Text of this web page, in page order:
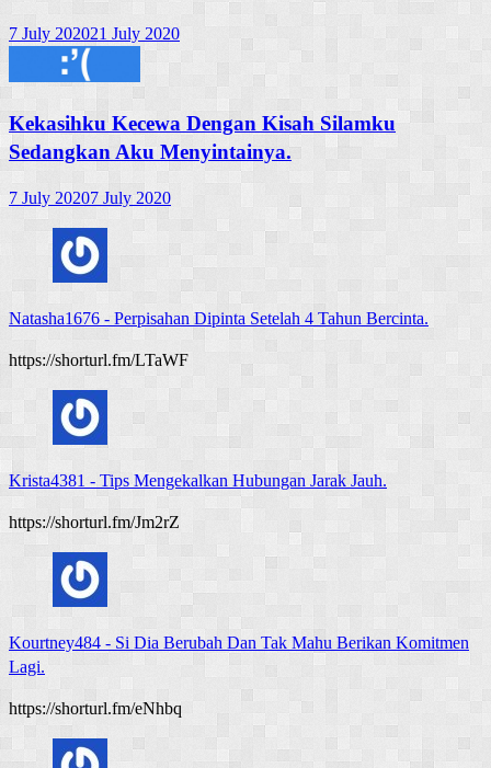
7 July 202021 July 2020
Kekasihku Kecewa Dengan Kisah Silamku
Sedangkan Aku Menyintainya.
7 July 20207 July 2020
Natasha1676 - Perpisahan Dipinta Setelah 4 Tahun Bercinta.
https://shorturl.fm/LTaWF
Krista4381 - Tips Mengekalkan Hubungan Jarak Jauh.
https://shorturl.fm/Jm2rZ
Kourtney484 - Si Dia Berubah Dan Tak Mahu Berikan Komitmen
Lagi.
https://shorturl.fm/eNhbq